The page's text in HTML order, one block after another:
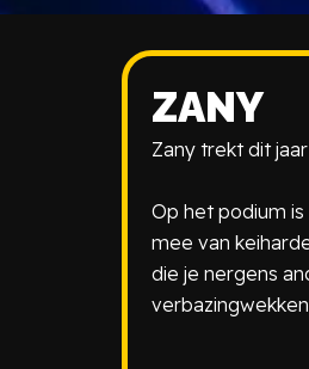
ZANY
Zany trekt dit
Op het podium is
mee van
die je nergens